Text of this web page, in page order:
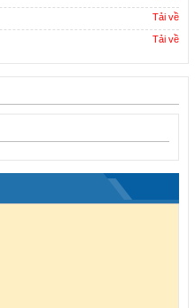
Tải về
Tải về